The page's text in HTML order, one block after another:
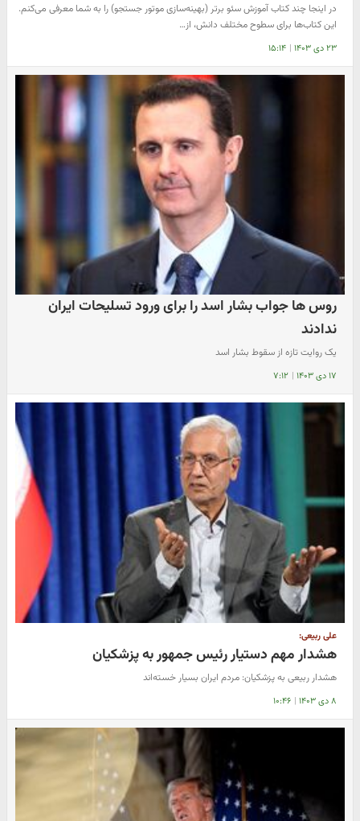
در اینجا چند کتاب آموزش سئو برتر (بهینه‌سازی موتور جستجو) را به شما معرفی می‌کنم.
این کتاب‌ها برای سطوح مختلف دانش، از…
۲۳ دی ۱۴۰۳ | ۱۵:۱۴
روس ها جواب بشار اسد را برای ورود تسلیحات ایران
ندادند
یک روایت تازه از سقوط بشار اسد
۱۷ دی ۱۴۰۳ | ۷:۱۲
علی ربیعی:
هشدار مهم دستیار رئیس جمهور به پزشکیان
هشدار ربیعی به پزشکیان: مردم ایران بسیار خسته‌اند
۸ دی ۱۴۰۳ | ۱۰:۴۶